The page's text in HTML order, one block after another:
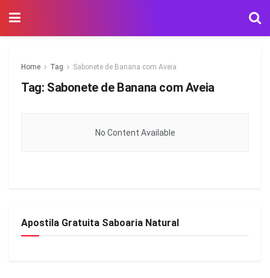
Home Tag Sabonete de Banana com Aveia
Tag: Sabonete de Banana com Aveia
No Content Available
Apostila Gratuita Saboaria Natural